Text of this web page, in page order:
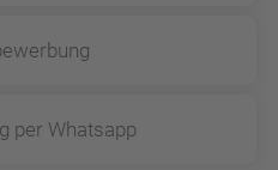
per Whatsapp